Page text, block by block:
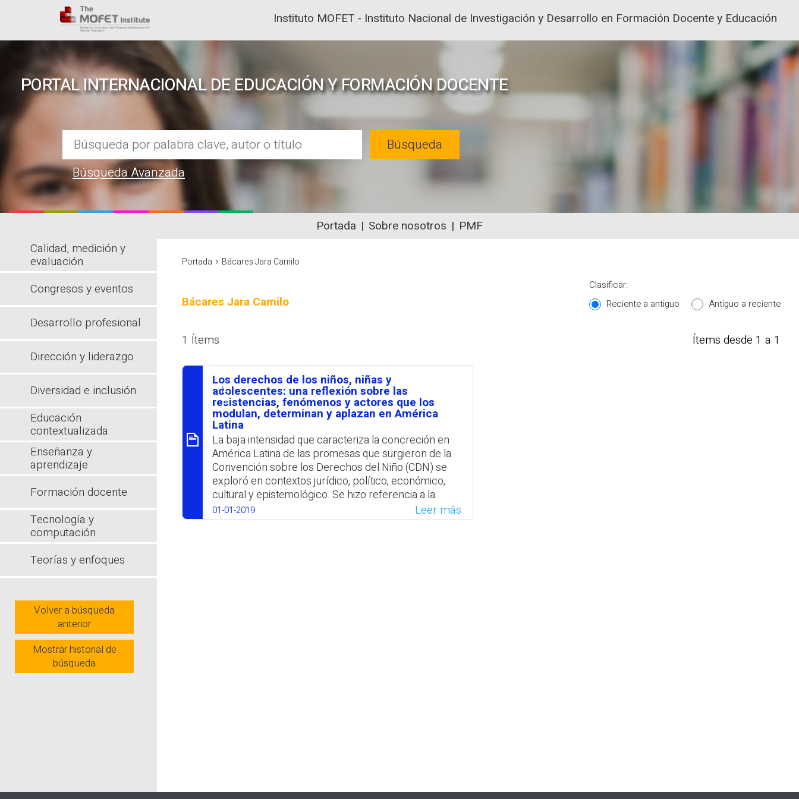
Instituto MOFET - Instituto Nacional de Investigación y Desarrollo en Formación Docente y Educación
PORTAL INTERNACIONAL DE EDUCACIÓN Y FORMACIÓN DOCENTE
REPOSITORIO EN LÍNEA DE CONTENIDOS ACADÉMICOS SOBRE EDUCACIÓN Y FORMACIÓN DEL
Búsqueda
Búsqueda Avanzada
Portada Sobre nosotros PMF
Portada › Bácares Jara Camilo
Bácares Jara Camilo
Clasificar:
Reciente a antiguo
Antiguo a reciente
1 Ítems Ítems desde 1 a 1
סיכום
Los derechos de los niños, niñas y
adolescentes: una reflexión sobre las
resistencias, fenómenos y actores que los
modulan, determinan y aplazan en América
Latina
La baja intensidad que caracteriza la concreción en
América Latina de las promesas que surgieron de la
Convención sobre los Derechos del Niño (CDN) se
exploró en contextos jurídico, político, económico,
cultural y epistemológico. Se hizo referencia a la
concepción de los niños, niñas y adolescentes (NNA)
como sujetos de derechos por un lado, y a la brecha
01-01-2019 Leer más
Calidad, medición y
evaluación
Congresos y eventos
Desarrollo profesional
Dirección y liderazgo
Diversidad e inclusión
Educación
contextualizada
Enseñanza y
aprendizaje
Formación docente
Tecnología y
computación
Teorías y enfoques
Volver a búsqueda
anterior
Mostrar historial de
búsqueda